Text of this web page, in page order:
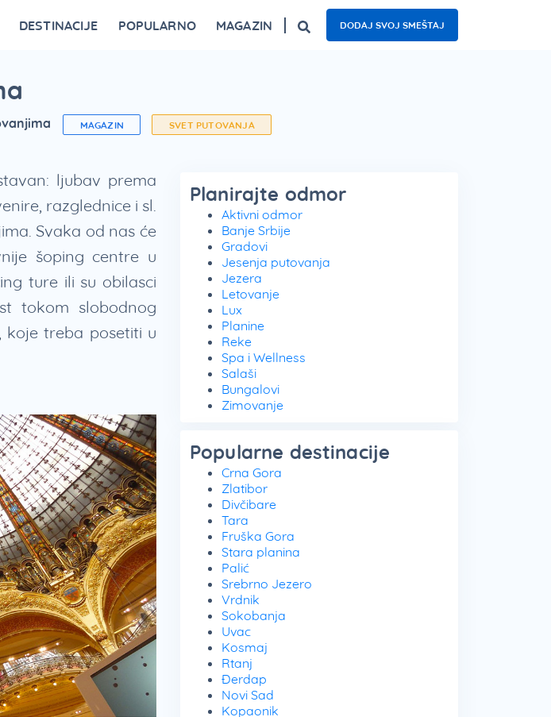
DESTINACIJE POPULARNO MAGAZIN DODAJ SVOJ SMEŠTAJ
MAGAZIN SVET PUTOVANJA
ljubav prema
razglednice i sl.
Svaka od nas će
šoping centre u
ture ili su obilasci
tokom slobodnog
koje treba posetiti u
Planirajte odmor
Aktivni odmor
Banje Srbije
Gradovi
Jesenja putovanja
Jezera
Letovanje
Lux
Planine
Reke
Spa i Wellness
Salaši
Bungalovi
Zimovanje
Popularne destinacije
Crna Gora
Zlatibor
Divčibare
Tara
Fruška Gora
Stara planina
Palić
Srebrno Jezero
Vrdnik
Sokobanja
Uvac
Kosmaj
Rtanj
Đerdap
Novi Sad
Kopaonik